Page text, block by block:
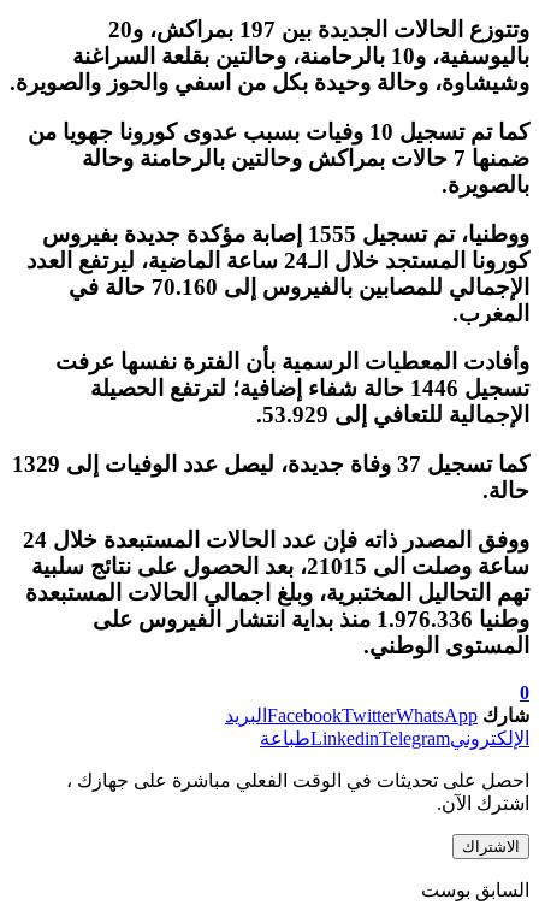
وتتوزع الحالات الجديدة بين 197 بمراكش، و20
باليوسفية، و10 بالرحامنة، وحالتين بقلعة السراغنة
وشيشاوة، وحالة وحيدة بكل من اسفي والحوز والصويرة.
كما تم تسجيل 10 وفيات بسبب عدوى كورونا جهويا من
ضمنها 7 حالات بمراكش وحالتين بالرحامنة وحالة
بالصويرة.
ووطنيا، تم تسجيل 1555 إصابة مؤكدة جديدة بفيروس
كورونا المستجد خلال الـ24 ساعة الماضية، ليرتفع العدد
الإجمالي للمصابين بالفيروس إلى 70.160 حالة في
المغرب.
وأفادت المعطيات الرسمية بأن الفترة نفسها عرفت
تسجيل 1446 حالة شفاء إضافية؛ لترتفع الحصيلة
الإجمالية للتعافي إلى 53.929.
كما تسجيل 37 وفاة جديدة، ليصل عدد الوفيات إلى 1329
حالة.
ووفق المصدر ذاته فإن عدد الحالات المستبعدة خلال 24
ساعة وصلت الى 21015، بعد الحصول على نتائج سلبية
تهم التحاليل المختبرية، وبلغ اجمالي الحالات المستبعدة
وطنيا 1.976.336 منذ بداية انتشار الفيروس على
المستوى الوطني.
0
شارك
FacebookTwitterWhatsApp
البريد
الإلكتروني
LinkedinTelegram طباعة
احصل على تحديثات في الوقت الفعلي مباشرة على جهازك ،
اشترك الآن.
الاشتراك
السابق بوست